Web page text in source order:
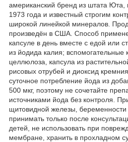
американский бренд из штата
1973 года и известный строгим
широкой линейкой минералов.
произведён в США. Способ
капсуле в день вместе с едой или
из йодида калия;
целлюлоза, капсула из
рисовых отрубей и диоксид
суточное потребление йода из
500 мкг, поэтому не сочетайте
источниками йода без контроля.
щитовидной железы,
принимать только после
детей, не использовать при
мембране, хранить в прохладном